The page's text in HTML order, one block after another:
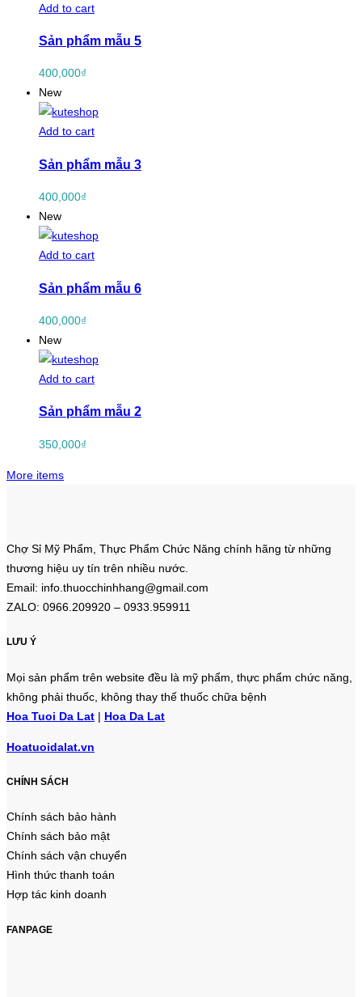
Add to cart
Sản phẩm mẫu 5
400,000₫
New
Add to cart
Sản phẩm mẫu 3
400,000₫
New
Add to cart
Sản phẩm mẫu 6
400,000₫
New
Add to cart
Sản phẩm mẫu 2
350,000₫
More items
Chợ Sỉ Mỹ Phẩm, Thực Phẩm Chức Năng chính hãng từ những
thương hiệu uy tín trên nhiều nước.
Email: info.thuocchinhhang@gmail.com
ZALO: 0966.209920 – 0933.959911
LƯU Ý
Mọi sản phẩm trên website đều là mỹ phẩm, thực phẩm chức năng,
không phải thuốc, không thay thế thuốc chữa bệnh
Hoa Tuoi Da Lat | Hoa Da Lat
Hoatuoidalat.vn
CHÍNH SÁCH
Chính sách bảo hành
Chính sách bảo mật
Chính sách vận chuyển
Hình thức thanh toán
Hợp tác kinh doanh
FANPAGE